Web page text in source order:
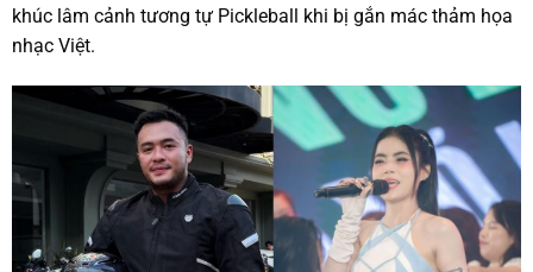
khúc lâm cảnh tương tự Pickleball khi bị gắn mác thảm họa
nhạc Việt.